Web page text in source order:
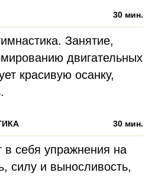
30 мин.
Занятие,
двигательных
красивую осанку,
30 мин.
в себя упражнения на
силу и выносливость,